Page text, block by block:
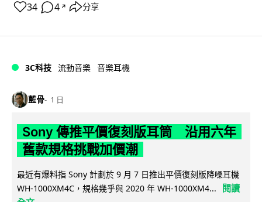
34 4 ↗ 分享
3C科技 流動音樂 音樂耳機
藍骨 1 日
Sony 傳推平價復刻版耳筒 沿用六年
舊款規格挑戰加價潮
最近有爆料指 Sony 計劃於 9 月 7 日推出平價復刻版降噪耳機
WH-1000XM4C，規格幾乎與 2020 年 WH-1000XM4...
閱讀